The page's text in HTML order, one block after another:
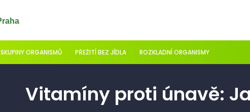
SKUPINY ORGANISMŮ PŘEŽITÍ BEZ JÍDLA ROZKLADNÍ ORGANISMY
Vitamíny proti únavě: